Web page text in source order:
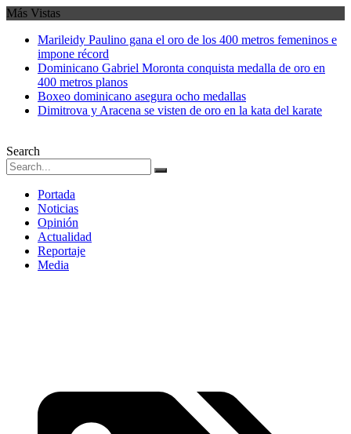
Más Vistas
Marileidy Paulino gana el oro de los 400 metros femeninos e
impone récord
Dominicano Gabriel Moronta conquista medalla de oro en
400 metros planos
Boxeo dominicano asegura ocho medallas
Dimitrova y Aracena se visten de oro en la kata del karate
Search
Portada
Noticias
Opinión
Actualidad
Reportaje
Media